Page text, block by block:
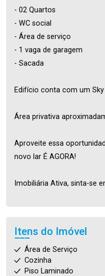
- 02 Quartos
- WC social
- Área de serviço
- 1 vaga de garagem
- Sacada
Edifício conta com um Sky
Área privativa
Aproveite essa
novo lar É AGORA!
Imobiliária Ativa, sinta-se
Itens do Imóvel
Área de Serviço
Cozinha
Piso Laminado